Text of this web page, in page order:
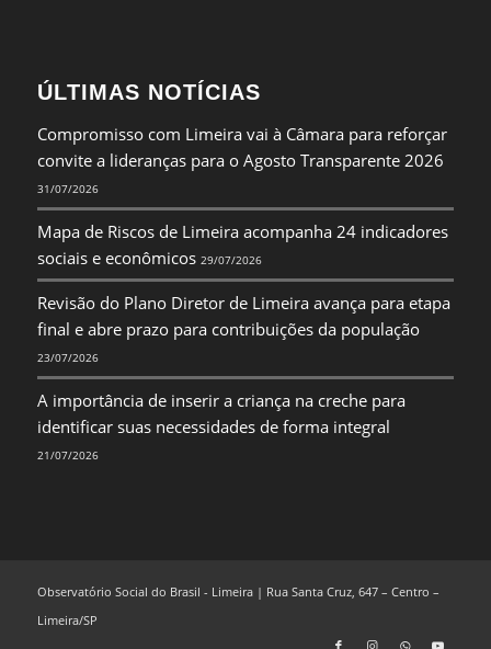
ÚLTIMAS NOTÍCIAS
Compromisso com Limeira vai à Câmara para reforçar
convite a lideranças para o Agosto Transparente 2026
31/07/2026
Mapa de Riscos de Limeira acompanha 24 indicadores
sociais e econômicos 29/07/2026
Revisão do Plano Diretor de Limeira avança para etapa
final e abre prazo para contribuições da população
23/07/2026
A importância de inserir a criança na creche para
identificar suas necessidades de forma integral
21/07/2026
Observatório Social do Brasil - Limeira | Rua Santa Cruz, 647 – Centro –
Limeira/SP